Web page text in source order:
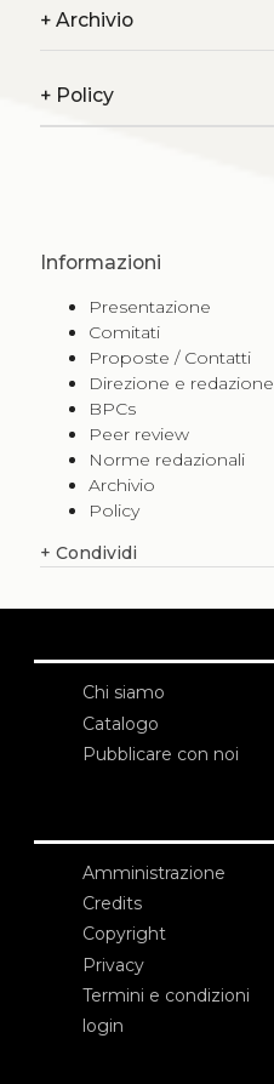
+Archivio
+Policy
Informazioni
Presentazione
Comitati
Proposte / Contatti
Direzione e redazione
BPCs
Peer review
Norme redazionali
Archivio
Policy
+ Condividi
Chi siamo
Catalogo
Pubblicare con noi
Amministrazione
Credits
Copyright
Privacy
Termini e condizioni
login